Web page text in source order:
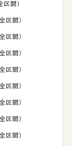
区間）
区間）
区間）
区間）
区間）
区間）
区間）
区間）
区間）